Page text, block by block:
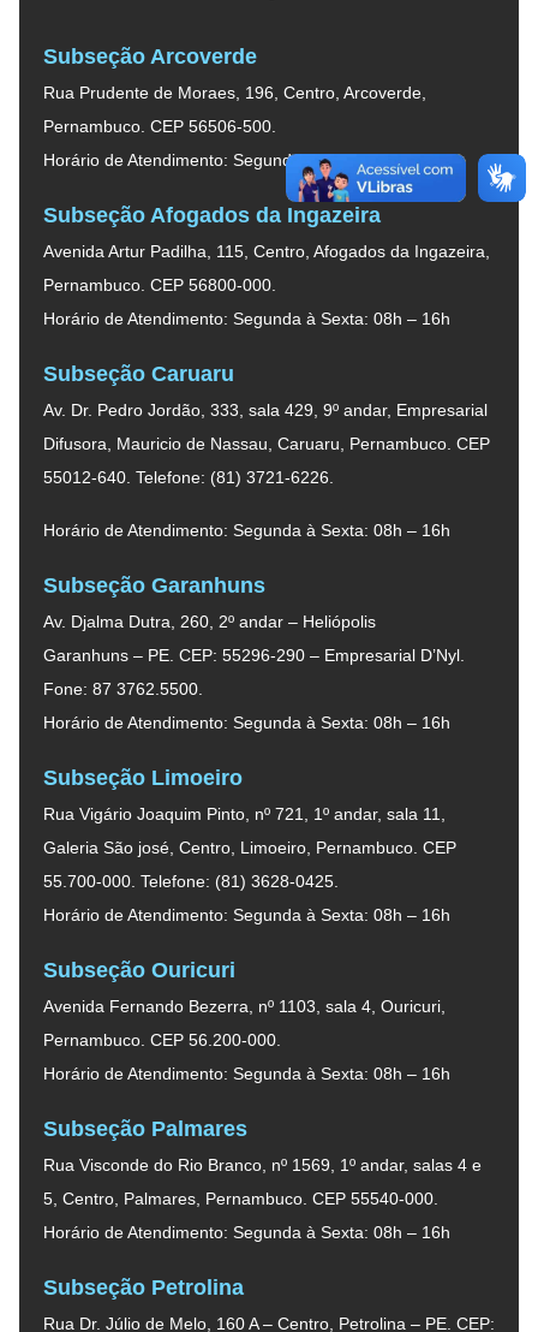
Subseção Arcoverde
Rua Prudente de Moraes, 196, Centro, Arcoverde,
Pernambuco. CEP 56506-500.
Horário de Atendimento: Segunda à Sexta: 08h – 16h
Subseção Afogados da Ingazeira
Avenida Artur Padilha, 115, Centro, Afogados da Ingazeira,
Pernambuco. CEP 56800-000.
Horário de Atendimento: Segunda à Sexta: 08h – 16h
Subseção Caruaru
Av. Dr. Pedro Jordão, 333, sala 429, 9º andar, Empresarial
Difusora, Mauricio de Nassau, Caruaru, Pernambuco. CEP
55012-640. Telefone: (81) 3721-6226.
Horário de Atendimento: Segunda à Sexta: 08h – 16h
Subseção Garanhuns
Av. Djalma Dutra, 260, 2º andar – Heliópolis
Garanhuns – PE. CEP: 55296-290 – Empresarial D’Nyl.
Fone: 87 3762.5500.
Horário de Atendimento: Segunda à Sexta: 08h – 16h
Subseção Limoeiro
Rua Vigário Joaquim Pinto, nº 721, 1º andar, sala 11,
Galeria São josé, Centro, Limoeiro, Pernambuco. CEP
55.700-000. Telefone: (81) 3628-0425.
Horário de Atendimento: Segunda à Sexta: 08h – 16h
Subseção Ouricuri
Avenida Fernando Bezerra, nº 1103, sala 4, Ouricuri,
Pernambuco. CEP 56.200-000.
Horário de Atendimento: Segunda à Sexta: 08h – 16h
Subseção Palmares
Rua Visconde do Rio Branco, nº 1569, 1º andar, salas 4 e
5, Centro, Palmares, Pernambuco. CEP 55540-000.
Horário de Atendimento: Segunda à Sexta: 08h – 16h
Subseção Petrolina
Rua Dr. Júlio de Melo, 160 A – Centro, Petrolina – PE. CEP: